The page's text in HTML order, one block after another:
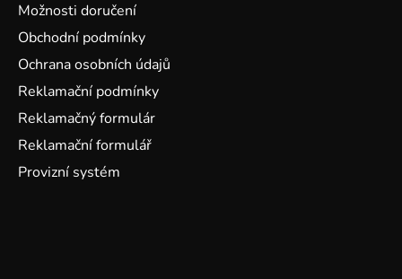
Možnosti doručení
Obchodní podmínky
Ochrana osobních údajů
Reklamační podmínky
Reklamačný formulár
Reklamační formulář
Provizní systém